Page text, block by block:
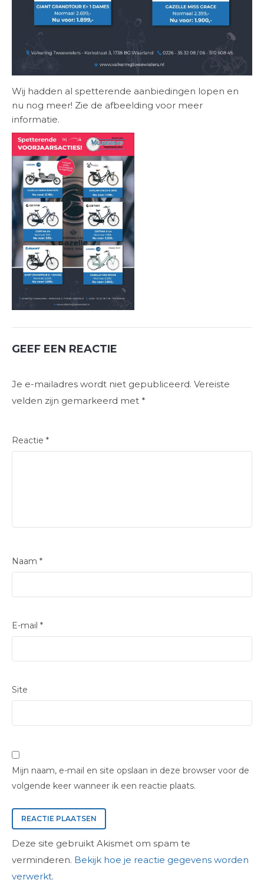
Wij hadden al spetterende aanbiedingen lopen en
nu nog meer! Zie de afbeelding voor meer
informatie.
GEEF EEN REACTIE
Je e-mailadres wordt niet gepubliceerd. Vereiste
velden zijn gemarkeerd met *
Reactie *
Naam *
E-mail *
Site
Mijn naam, e-mail en site opslaan in deze browser voor de
volgende keer wanneer ik een reactie plaats.
Deze site gebruikt Akismet om spam te
verminderen. Bekijk hoe je reactie gegevens worden
verwerkt.